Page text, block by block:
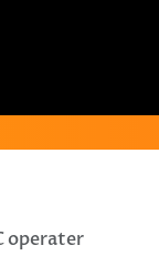
operater